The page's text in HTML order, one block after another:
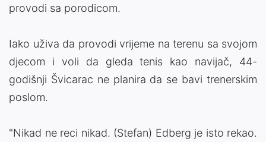
provodi sa porodicom.
Iako uživa da provodi vrijeme na terenu sa svojom
djecom i voli da gleda tenis kao navijač, 44-
godišnji Švicarac ne planira da se bavi trenerskim
poslom.
"Nikad ne reci nikad. (Stefan) Edberg je isto rekao.